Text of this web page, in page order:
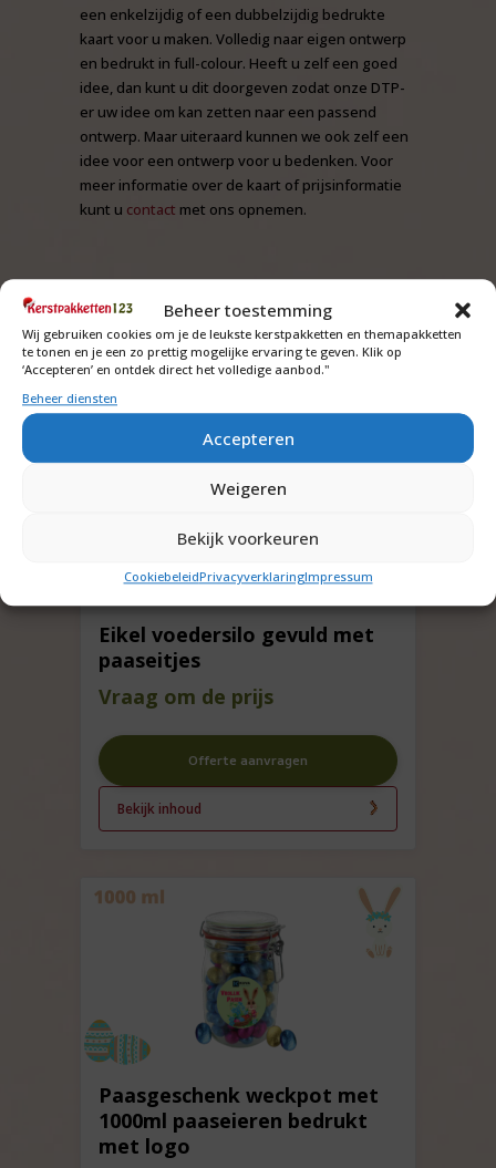
Beheer toestemming
Wij gebruiken cookies om je de leukste kerstpakketten en themapakketten
te tonen en je een zo prettig mogelijke ervaring te geven. Klik op
‘Accepteren’ en ontdek direct het volledige aanbod."
Beheer diensten
Accepteren
Weigeren
Bekijk voorkeuren
CookiebeleidPrivacyverklaringImpressum
een enkelzijdig of een dubbelzijdig bedrukte
kaart voor u maken. Volledig naar eigen ontwerp
en bedrukt in full-colour. Heeft u zelf een goed
idee, dan kunt u dit doorgeven zodat onze DTP-
er uw idee om kan zetten naar een passend
ontwerp. Maar uiteraard kunnen we ook zelf een
idee voor een ontwerp voor u bedenken. Voor
meer informatie over de kaart of prijsinformatie
kunt u contact met ons opnemen.
Eikel voedersilo gevuld met
paaseitjes
Vraag om de prijs
Offerte aanvragen
Bekijk inhoud
Paasgeschenk weckpot met
1000ml paaseieren bedrukt
met logo